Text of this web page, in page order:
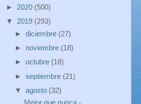
► 2020 (500)
▼ 2019 (293)
► diciembre (27)
► noviembre (18)
► octubre (18)
► septiembre (21)
▼ agosto (32)